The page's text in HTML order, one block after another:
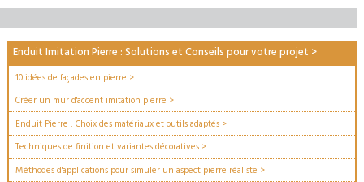
Enduit Imitation Pierre : Solutions et Conseils pour votre projet >
10 idées de façades en pierre >
Créer un mur d'accent imitation pierre >
Enduit Pierre : Choix des matériaux et outils adaptés >
Techniques de finition et variantes décoratives >
Méthodes d'applications pour simuler un aspect pierre réaliste >